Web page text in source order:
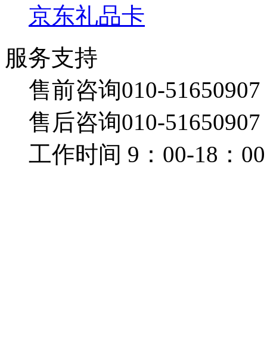
京东礼品卡
服务支持
售前咨询010-51650907
售后咨询010-51650907
工作时间 9：00-18：00